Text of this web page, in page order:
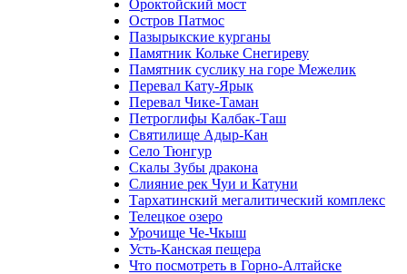
Ороктойский мост
Остров Патмос
Пазырыкские курганы
Памятник Кольке Снегиреву
Памятник суслику на горе Межелик
Перевал Кату-Ярык
Перевал Чике-Таман
Петроглифы Калбак-Таш
Святилище Адыр-Кан
Село Тюнгур
Скалы Зубы дракона
Слияние рек Чуи и Катуни
Тархатинский мегалитический комплекс
Телецкое озеро
Урочище Че-Чкыш
Усть-Канская пещера
Что посмотреть в Горно-Алтайске